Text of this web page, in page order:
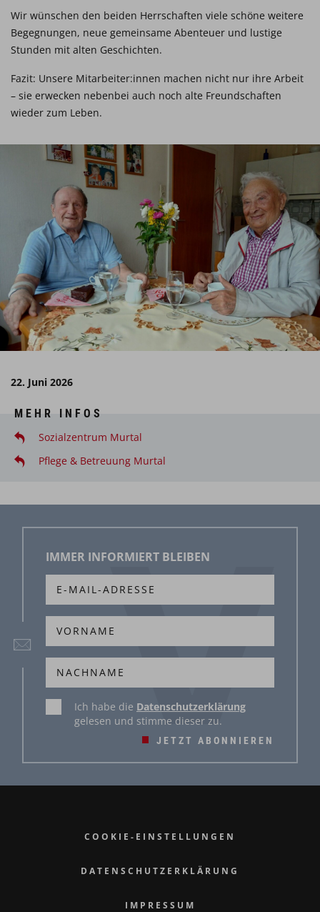
Wir wünschen den beiden Herrschaften viele schöne weitere
Begegnungen, neue gemeinsame Abenteuer und lustige
Stunden mit alten Geschichten.
Fazit: Unsere Mitarbeiter:innen machen nicht nur ihre Arbeit
– sie erwecken nebenbei auch noch alte Freundschaften
wieder zum Leben.
22. Juni 2026
MEHR INFOS
Sozialzentrum Murtal
Pflege & Betreuung Murtal
IMMER INFORMIERT BLEIBEN
JETZT ABONNIEREN
Ich habe die Datenschutzerklärung
gelesen und stimme dieser zu.
COOKIE-EINSTELLUNGEN
DATENSCHUTZERKLÄRUNG
IMPRESSUM